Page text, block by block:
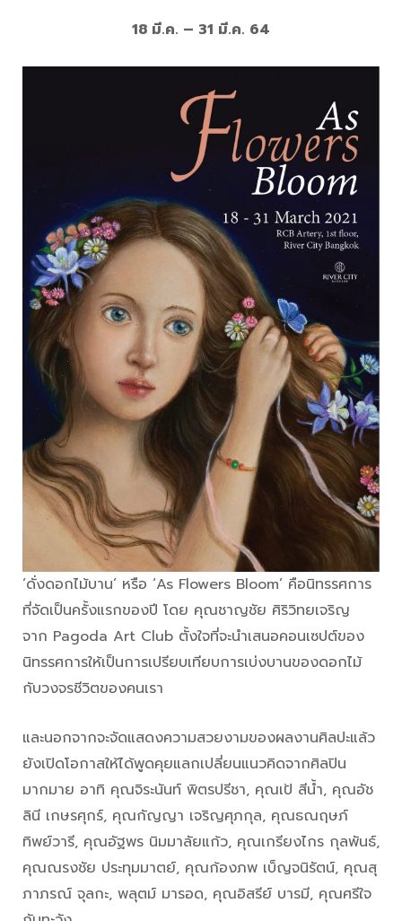
18 มี.ค. – 31 มี.ค. 64
‘ดั่งดอกไม้บาน’ หรือ ‘As Flowers Bloom’ คือนิทรรศการ
ที่จัดเป็นครั้งแรกของปี โดย คุณชาญชัย ศิริวิทยเจริญ
จาก Pagoda Art Club ตั้งใจที่จะนำเสนอคอนเซปต์ของ
นิทรรศการให้เป็นการเปรียบเทียบการเบ่งบานของดอกไม้
กับวงจรชีวิตของคนเรา
และนอกจากจะจัดแสดงความสวยงามของผลงานศิลปะแล้ว
ยังเปิดโอกาสให้ได้พูดคุยแลกเปลี่ยนแนวคิดจากศิลปิน
มากมาย อาทิ คุณจิระนันท์ พิตรปรีชา, คุณเป้ สีน้ำ, คุณอัช
ลินี เกษรศุกร์, คุณกัญญา เจริญศุภกุล, คุณธณฤษภ์
ทิพย์วารี, คุณอัฐพร นิมมาลัยแก้ว, คุณเกรียงไกร กุลพันธ์,
คุณณรงชัย ประทุมมาตย์, คุณก้องภพ เบ็ญจนิรัตน์, คุณสุ
ภาภรณ์ จุลกะ, พลุตม์ มารอด, คุณอิสรีย์ บารมี, คุณศรีใจ